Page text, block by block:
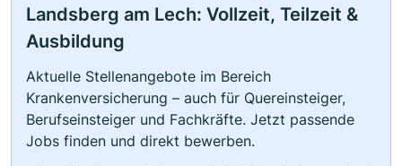
Landsberg am Lech: Vollzeit, Teilzeit &
Ausbildung
Aktuelle Stellenangebote im Bereich
Krankenversicherung – auch für Quereinsteiger,
Berufseinsteiger und Fachkräfte. Jetzt passende
Jobs finden und direkt bewerben.